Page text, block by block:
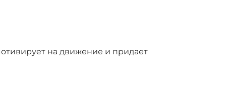
на движение и придает